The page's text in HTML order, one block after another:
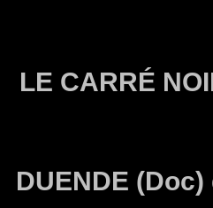
LE CARRÉ
DUENDE